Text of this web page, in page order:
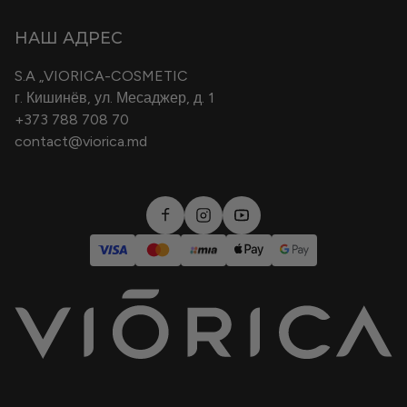
B2B
Cosmeplant
Блог
Сертификат Подарок
Политика конфиденциальности
Условия и положения
Политика Возврата Товаров
НАШ АДРЕС
S.A „VIORICA-COSMETIC
г. Кишинёв, ул. Месаджер, д. 1
+373 788 708 70
contact@viorica.md